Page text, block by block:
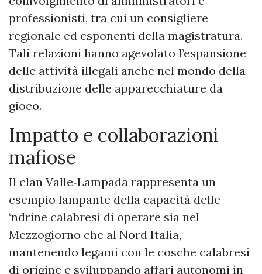
professionisti, tra cui un consigliere
regionale ed esponenti della magistratura.
Tali relazioni hanno agevolato l’espansione
delle attività illegali anche nel mondo della
distribuzione delle apparecchiature da
gioco.
Impatto e collaborazioni
mafiose
Il clan Valle‑Lampada rappresenta un
esempio lampante della capacità delle
‘ndrine calabresi di operare sia nel
Mezzogiorno che al Nord Italia,
mantenendo legami con le cosche calabresi
di origine e sviluppando affari autonomi in